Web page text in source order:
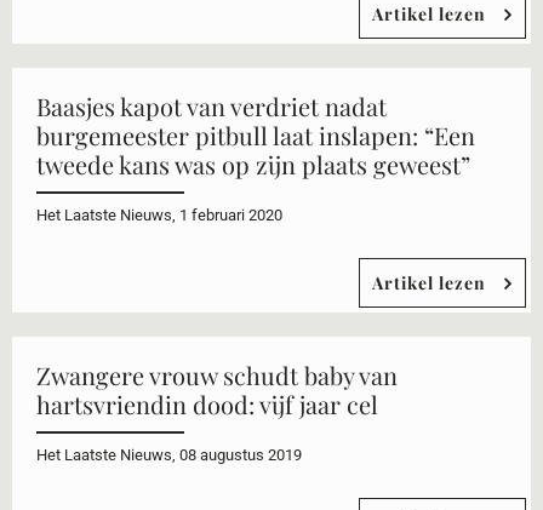
Artikel lezen
Baasjes kapot van verdriet nadat
burgemeester pitbull laat inslapen: “Een
tweede kans was op zijn plaats geweest”
Het Laatste Nieuws, 1 februari 2020
Artikel lezen
​Zwangere vrouw schudt baby van
hartsvriendin dood: vijf jaar cel
Het Laatste Nieuws, 08 augustus 2019